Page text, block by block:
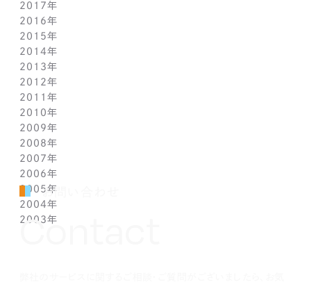
5月(1)
4月(1)
3月(1)
2月(1)
1月(2)
5月(1)
4月(1)
3月(1)
2月(1)
1月(2)
6月(1)
5月(1)
4月(1)
3月(1)
2月(1)
1月(2)
7月(1)
6月(1)
5月(1)
4月(1)
3月(2)
1月(2)
8月(1)
7月(1)
6月(1)
5月(1)
4月(1)
3月(1)
2月(1)
1月(2)
7月(1)
6月(2)
5月(2)
4月(3)
3月(2)
2月(1)
10月(1)
9月(2)
7月(1)
6月(2)
4月(1)
3月(1)
2月(1)
1月(1)
12月(1)
11月(1)
10月(1)
9月(2)
8月(1)
7月(1)
5月(1)
4月(1)
3月(1)
2月(1)
1月(1)
2017年
12月(1)
11月(1)
10月(1)
9月(1)
8月(1)
7月(1)
6月(1)
5月(1)
4月(1)
3月(1)
2月(1)
1月(1)
2016年
12月(1)
11月(1)
10月(1)
9月(1)
8月(1)
7月(1)
6月(1)
5月(1)
4月(1)
3月(1)
2月(1)
1月(1)
2015年
12月(1)
11月(1)
10月(1)
9月(1)
8月(1)
7月(1)
6月(1)
5月(1)
4月(1)
3月(1)
2月(1)
1月(1)
2014年
12月(1)
11月(1)
10月(1)
9月(1)
8月(1)
7月(1)
6月(1)
5月(1)
4月(1)
3月(1)
2月(1)
2013年
12月(1)
11月(1)
10月(1)
9月(1)
8月(1)
7月(1)
6月(1)
5月(1)
4月(1)
3月(1)
2012年
12月(1)
11月(1)
10月(1)
9月(1)
8月(1)
7月(1)
6月(1)
5月(1)
4月(1)
2011年
12月(1)
11月(1)
10月(1)
9月(1)
8月(1)
7月(1)
6月(1)
5月(1)
2010年
12月(1)
11月(1)
10月(1)
9月(1)
8月(1)
7月(1)
6月(1)
2009年
12月(1)
11月(1)
10月(1)
9月(1)
8月(1)
7月(1)
2008年
12月(1)
11月(1)
10月(1)
9月(1)
8月(1)
2007年
12月(1)
11月(1)
10月(1)
9月(1)
2006年
12月(1)
11月(1)
10月(1)
2005年
12月(1)
11月(1)
2004年
12月(1)
2003年
お問い合わせ
Contact